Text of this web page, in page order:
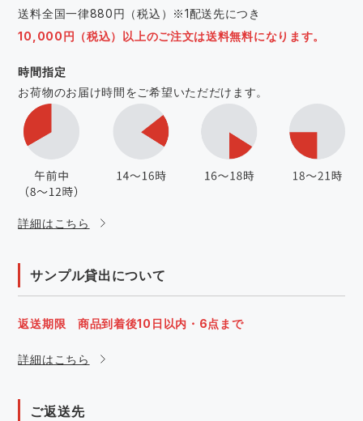
送料全国一律880円（税込）※1配送先につき
10,000円（税込）以上のご注文は送料無料になります。
時間指定
お荷物のお届け時間をご希望いただだけます。
詳細はこちら
サンプル貸出について
返送期限 商品到着後10日以内・6点まで
詳細はこちら
ご返送先